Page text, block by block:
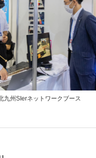
九州SIerネットワークブース